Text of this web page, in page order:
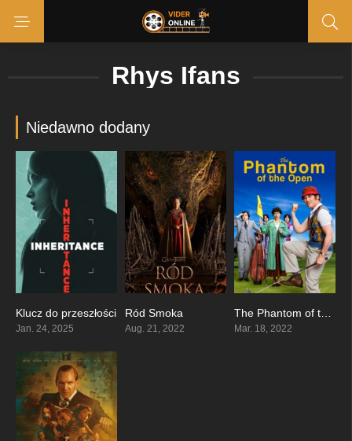
Rhys Ifans
Niedawno dodany
5.6
Klucz do przeszłości
Jan. 24, 2025
Ród Smoka
Aug. 21, 2022
7
The Phantom of the Open
Mar. 18, 2022